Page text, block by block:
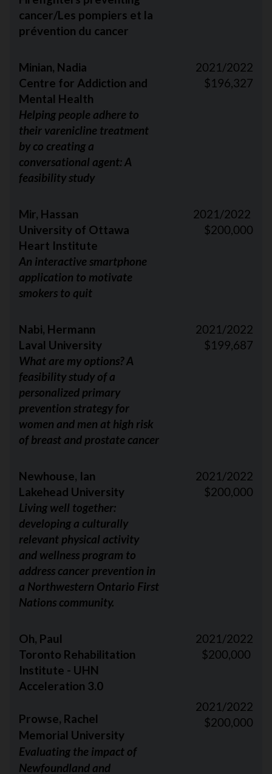
cancer/Les pompiers et la
prévention du cancer
Minian, Nadia
Centre for Addiction and
Mental Health
Helping people adhere to
their varenicline treatment
by co creating a
conversational agent: A
feasibility study
2021/2022
$196,327
Mir, Hassan
University of Ottawa
Heart Institute
An interactive smartphone
application to motivate
smokers to quit
2021/2022
$200,000
Nabi, Hermann
Laval University
What are my options? A
feasibility study of a
personalized primary
prevention strategy for
women and men at high risk
of breast and prostate cancer
2021/2022
$199,687
Newhouse, Ian
Lakehead University
Living well together:
developing a culturally
relevant physical activity
and wellness program to
address cancer prevention in
a Northwestern Ontario First
Nations community.
2021/2022
$200,000
Oh, Paul
Toronto Rehabilitation
Institute - UHN
Acceleration 3.0
2021/2022
$200,000
Prowse, Rachel
Memorial University
Evaluating the impact of
Newfoundland and
2021/2022
$200,000